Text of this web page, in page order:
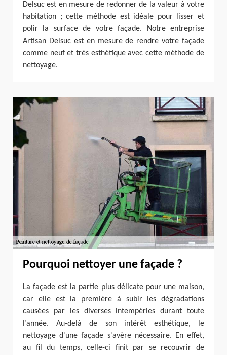
Delsuc est en mesure de redonner de la valeur à votre
habitation ; cette méthode est idéale pour lisser et
polir la surface de votre façade. Notre entreprise
Artisan Delsuc est en mesure de rendre votre façade
comme neuf et très esthétique avec cette méthode de
nettoyage.
Pourquoi nettoyer une façade ?
La façade est la partie plus délicate pour une maison,
car elle est la première à subir les dégradations
causées par les diverses intempéries durant toute
l’année. Au-delà de son intérêt esthétique, le
nettoyage d'une façade s'avère nécessaire. En effet,
au fil du temps, celle-ci finit par se recouvrir de